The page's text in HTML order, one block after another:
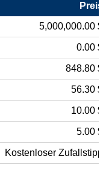
Preis
5,000,000.00 $
0.00 $
848.80 $
56.30 $
10.00 $
5.00 $
Kostenloser Zufallstipp